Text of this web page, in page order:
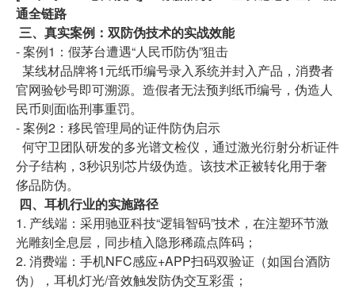
通全链路
三、真实案例：双防伪技术的实战效能
- 案例1：假茅台遭遇“人民币防伪”狙击
某线材品牌将1元纸币编号录入系统并封入产品，消费者
官网验钞号即可溯源。造假者无法预判纸币编号，伪造人
民币则面临刑事重罚。
- 案例2：移民管理局的证件防伪启示
何守卫团队研发的多光谱文检仪，通过激光衍射分析证件
分子结构，3秒识别芯片级伪造。该技术正被转化用于奢
侈品防伪。
四、耳机行业的实施路径
1. 产线端：采用驰亚科技“逻辑智码”技术，在注塑环节激
光雕刻全息层，同步植入隐形稀疏点阵码；
2. 消费端：手机NFC感应+APP扫码双验证（如国台酒防
伪），耳机灯光/音效触发防伪交互彩蛋；